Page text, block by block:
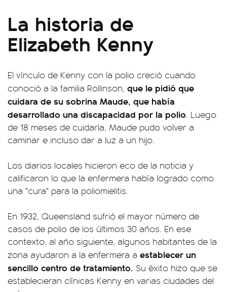
La historia de
Elizabeth Kenny
El vínculo de Kenny con la polio creció cuando
conoció a la familia Rollinson, que le pidió que
cuidara de su sobrina Maude, que había
desarrollado una discapacidad por la polio. Luego
de 18 meses de cuidarla, Maude pudo volver a
caminar e incluso dar a luz a un hijo.
Los diarios locales hicieron eco de la noticia y
calificaron lo que la enfermera había logrado como
una "cura" para la poliomielitis.
En 1932, Queensland sufrió el mayor número de
casos de polio de los últimos 30 años. En ese
contexto, al año siguiente, algunos habitantes de la
zona ayudaron a la enfermera a establecer un
sencillo centro de tratamiento. Su éxito hizo que se
establecieran clínicas Kenny en varias ciudades del